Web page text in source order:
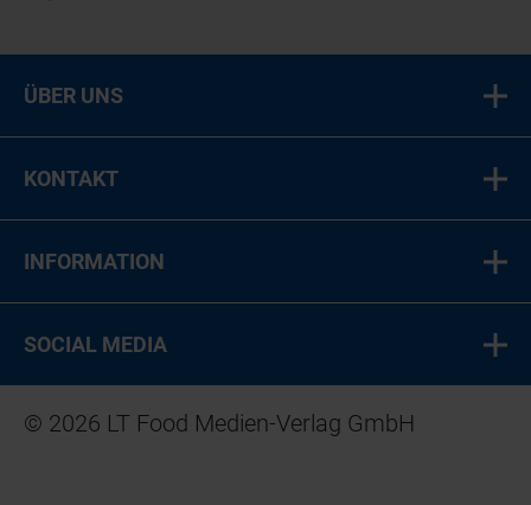
ÜBER UNS
KONTAKT
INFORMATION
SOCIAL MEDIA
© 2026 LT Food Medien-Verlag GmbH